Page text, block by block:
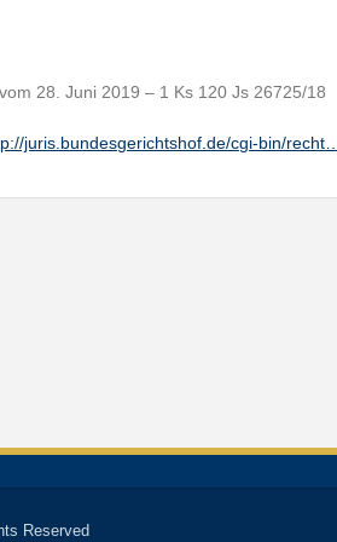
28. Juni 2019 – 1 Ks 120 Js 26725/18
juris.bundesgerichtshof.de/cgi-bin/recht…
Reserved